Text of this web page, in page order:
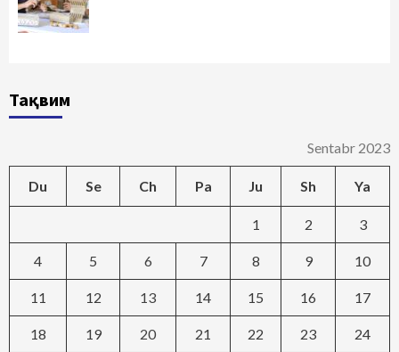
Тақвим
Sentabr 2023
Du Se Ch Pa Ju Sh Ya
1 2 3
4 5 6 7 8 9 10
11 12 13 14 15 16 17
18 19 20 21 22 23 24